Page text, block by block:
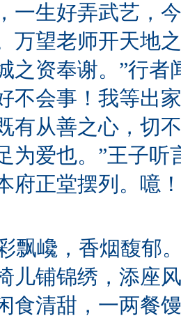
一生好弄武艺，
万望老师开天地
之资奉谢。”行者
不会事！我等出
有从善之心，切
为爱也。”王子听
府正堂摆列。噫
飘巉，香烟馥郁
儿铺锦绣，添座
食清甜，一两餐